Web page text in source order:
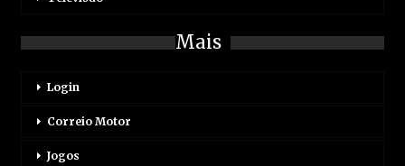
Mais
Login
Correio Motor
Jogos